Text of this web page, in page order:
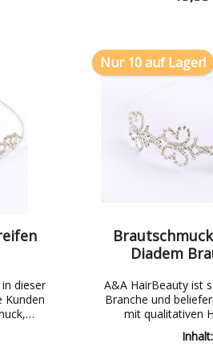
dieser
Kunden
Pflege-
haben
Nur 10 auf Lager!
Diadem
A&A HairBeauty ist
Branche und
mit qualitativen
Modeschmuck,
und FriseurbedarfInhalt: